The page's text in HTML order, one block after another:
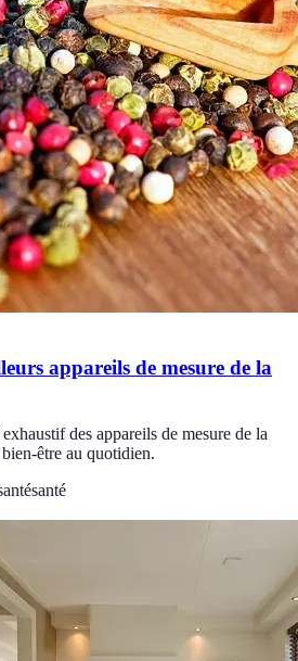
appareils de mesure de la
des appareils de mesure de la
être au quotidien.
santé